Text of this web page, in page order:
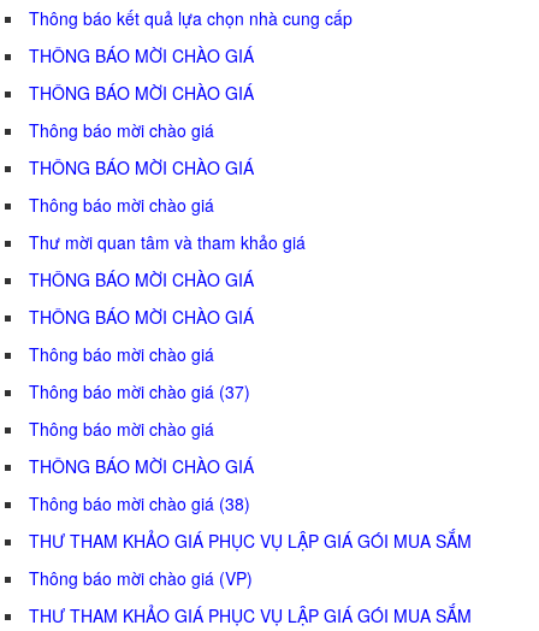
Thông báo kết quả lựa chọn nhà cung cấp
THÔNG BÁO MỜI CHÀO GIÁ
THÔNG BÁO MỜI CHÀO GIÁ
Thông báo mời chào giá
THÔNG BÁO MỜI CHÀO GIÁ
Thông báo mời chào giá
Thư mời quan tâm và tham khảo giá
THÔNG BÁO MỜI CHÀO GIÁ
THÔNG BÁO MỜI CHÀO GIÁ
Thông báo mời chào giá
Thông báo mời chào giá (37)
Thông báo mời chào giá
THÔNG BÁO MỜI CHÀO GIÁ
Thông báo mời chào giá (38)
THƯ THAM KHẢO GIÁ PHỤC VỤ LẬP GIÁ GÓI MUA SẮM
Thông báo mời chào giá (VP)
THƯ THAM KHẢO GIÁ PHỤC VỤ LẬP GIÁ GÓI MUA SẮM